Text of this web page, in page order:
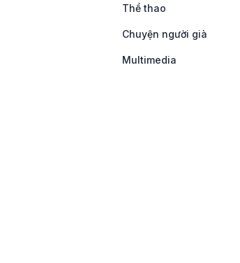
Thể thao
Chuyện người già
Multimedia